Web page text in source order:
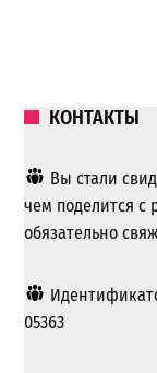
КОНТАКТЫ
Вы стали
чем поделится с
обязательно
05363